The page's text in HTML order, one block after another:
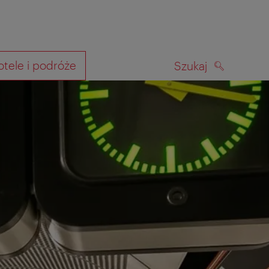
i podróże Szukaj
SZUKAJ